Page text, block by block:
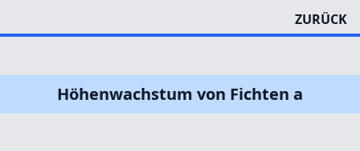
ZURÜCK
Höhenwachstum von Fichten a